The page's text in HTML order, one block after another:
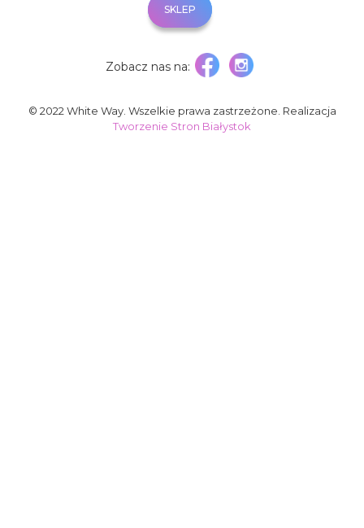
SKLEP
KUP
Zobacz nas na:
© 2022 White Way. Wszelkie prawa zastrzeżone. Realizacja
Tworzenie Stron Białystok